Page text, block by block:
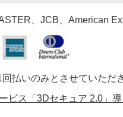
、JCB、American
払いのみとさせていただ
ビス「3Dセキュア 2.0」